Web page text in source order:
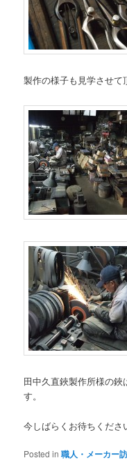
製作の様子も見学させて
田中久直鋏製作所様の
す。
今しばらくお待ちくださ
Posted in 職人・メーカー